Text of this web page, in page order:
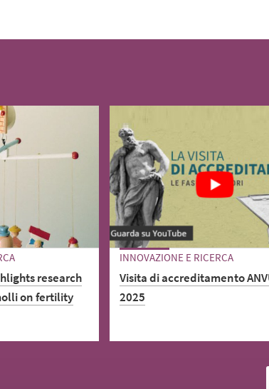
research
on fertility
INNOVAZIONE E RICERCA
Visita di accreditamento
2025
Come funziona la visita, le